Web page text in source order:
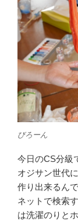
びろーん
今日のCS分級
オジサン世代
作り出来るんで
ネットで検索
は洗濯のりと